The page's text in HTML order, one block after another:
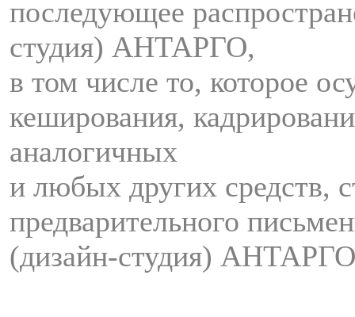
последующее
студия) АНТАРГО,
в том числе то, которое
кеширования,
аналогичных
и любых других средств,
предварительного
(дизайн-студия)